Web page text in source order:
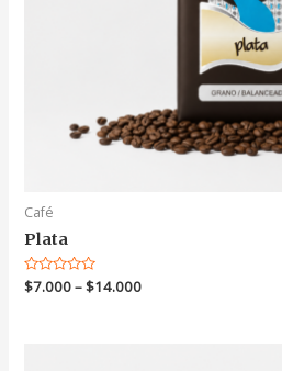
Café
Plata
Valorado
en
$7.000–$14.000